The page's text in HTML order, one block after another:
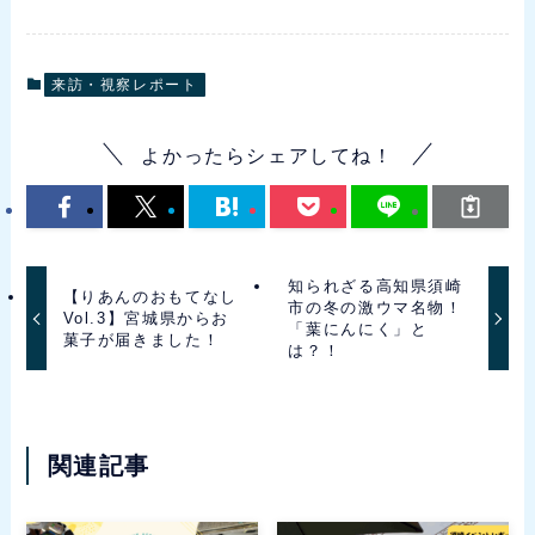
来訪・視察レポート
よかったらシェアしてね！
【りあんのおもてなし
Vol.3】宮城県からお
菓子が届きました！
知られざる高知県須崎
市の冬の激ウマ名物！
「葉にんにく」と
は？！
関連記事